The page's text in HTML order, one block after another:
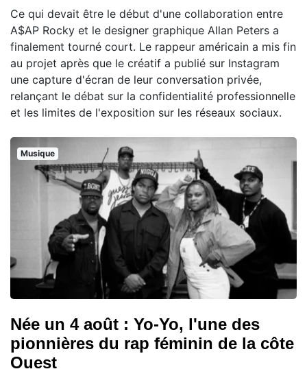
Ce qui devait être le début d'une collaboration entre
A$AP Rocky et le designer graphique Allan Peters a
finalement tourné court. Le rappeur américain a mis fin
au projet après que le créatif a publié sur Instagram
une capture d'écran de leur conversation privée,
relançant le débat sur la confidentialité professionnelle
et les limites de l'exposition sur les réseaux sociaux.
Musique
Née un 4 août : Yo-Yo, l'une des
pionnières du rap féminin de la côte
Ouest